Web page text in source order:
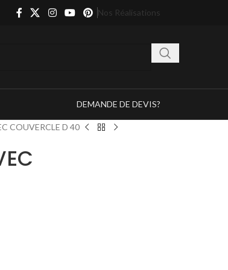
Nos Réalisations
DEMANDE DE DEVIS?
COUVERCLE D 40